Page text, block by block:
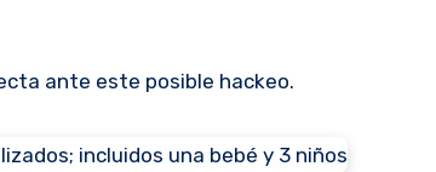
ante este posible hackeo.